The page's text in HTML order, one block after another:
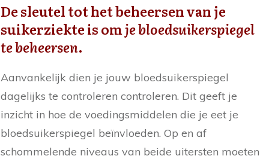
De sleutel tot het beheersen van je
suikerziekte is omje bloedsuikerspiegel
te beheersen.
Aanvankelijk dien je jouw bloedsuikerspiegel
dagelijks te controleren controleren. Dit geeft je
inzicht in hoe de voedingsmiddelen die je eet je
bloedsuikerspiegel beïnvloeden. Op en af
schommelende niveaus van beide uitersten moeten